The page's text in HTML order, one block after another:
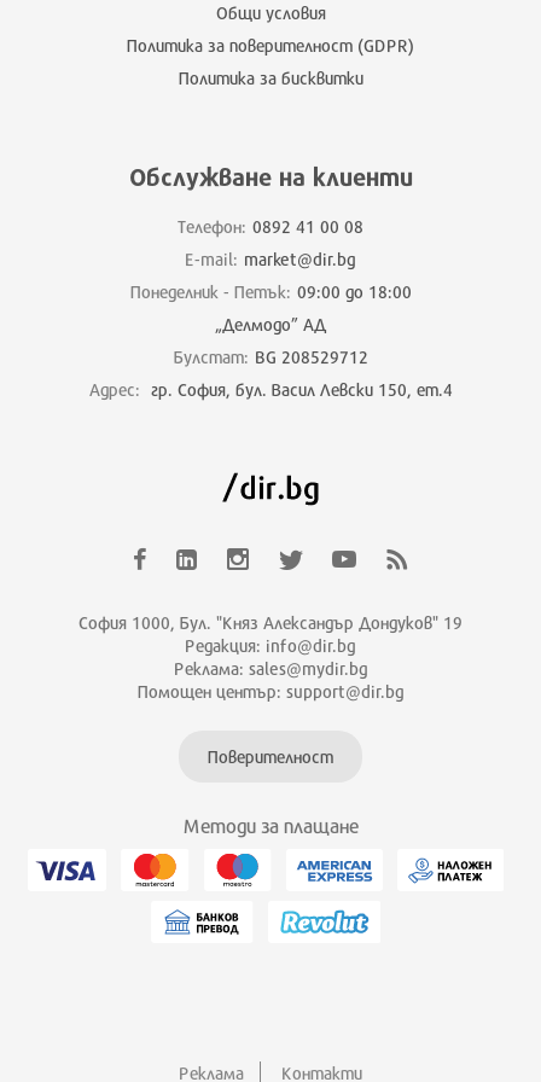
Общи условия
Политика за поверителност (GDPR)
Политика за бисквитки
Обслужване на клиенти
Телефон: 0892 41 00 08
E-mail: market@dir.bg
Понеделник - Петък: 09:00 до 18:00
„Делмодо” АД
Булстат: BG 208529712
Адрес: гр. София, бул. Васил Левски 150, ет.4
София 1000, Бул. "Княз Александър Дондуков" 19
Редакция: info@dir.bg
Реклама: sales@mydir.bg
Помощен център: support@dir.bg
Поверителност
Методи за плащане
Реклама Контакти